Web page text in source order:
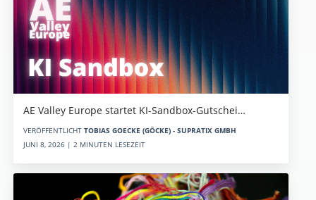
AE Valley Europe startet KI-Sandbox-Gutschei…
VERÖFFENTLICHT TOBIAS GOECKE (GÖCKE) - SUPRATIX GMBH
JUNI 8, 2026 | 2 MINUTEN LESEZEIT